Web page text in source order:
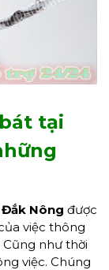
tại
Nông được
việc thông
Cũng như thời
việc. Chúng